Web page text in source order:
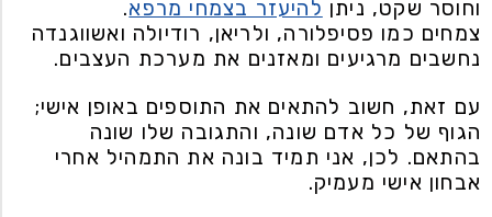
וחוסר שקט, ניתן להיעזר בצמחי מרפא.
צמחים כמו פסיפלורה, ולריאן, רודיולה ואשווגנדה
נחשבים מרגיעים ומאזנים את מערכת העצבים.
עם זאת, חשוב להתאים את התוספים באופן אישי;
הגוף של כל אדם שונה, והתגובה שלו שונה
בהתאם. לכן, אני תמיד בונה את התמהיל אחרי
אבחון אישי מעמיק.